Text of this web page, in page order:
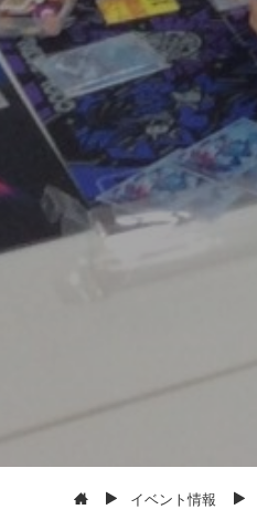
イベント情報